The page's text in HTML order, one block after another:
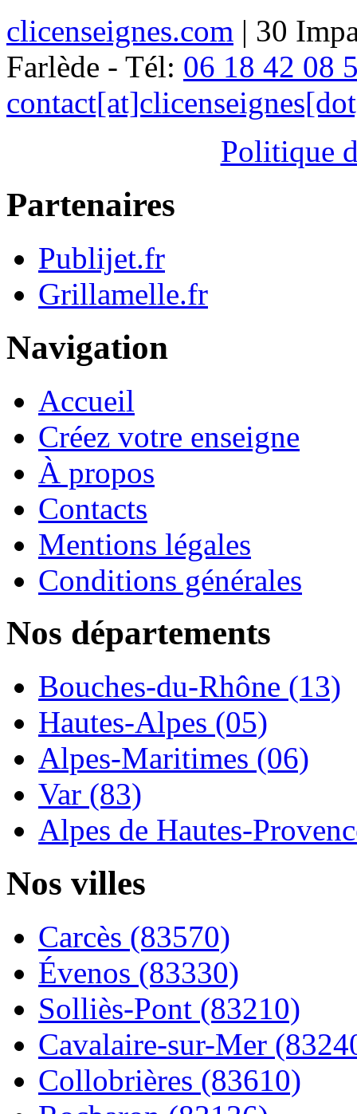
clicenseignes.com | 30
Farlède - Tél: 06 18 42 08
Politique
Partenaires
Publijet.fr
Grillamelle.fr
Navigation
Accueil
Créez votre enseigne
À propos
Contacts
Mentions légales
Conditions générales
Nos départements
Bouches-du-Rhône (13)
Hautes-Alpes (05)
Alpes-Maritimes (06)
Var (83)
Alpes de Hautes-
Nos villes
Carcès (83570)
Évenos (83330)
Solliès-Pont (83210)
Cavalaire-sur-Mer
Collobrières (83610)